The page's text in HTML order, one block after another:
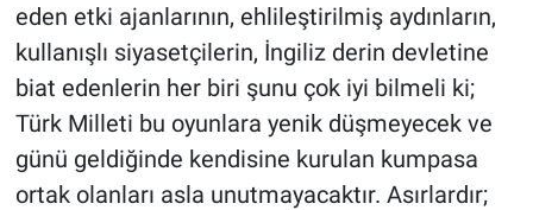
eden etki ajanlarının, ehlileştirilmiş aydınların,
kullanışlı siyasetçilerin, İngiliz derin devletine
biat edenlerin her biri şunu çok iyi bilmeli ki;
Türk Milleti bu oyunlara yenik düşmeyecek ve
günü geldiğinde kendisine kurulan kumpasa
ortak olanları asla unutmayacaktır. Asırlardır;